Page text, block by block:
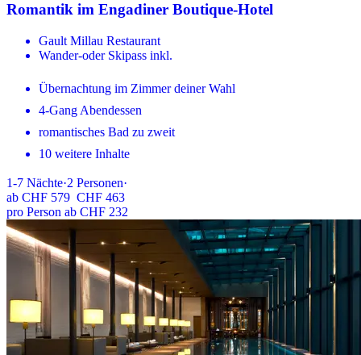
Romantik im Engadiner Boutique-Hotel
Gault Millau Restaurant
Wander-oder Skipass inkl.
Übernachtung im Zimmer deiner Wahl
4-Gang Abendessen
romantisches Bad zu zweit
10 weitere Inhalte
1-7 Nächte·2 Personen·
ab CHF 579 CHF 463
pro Person ab CHF 232